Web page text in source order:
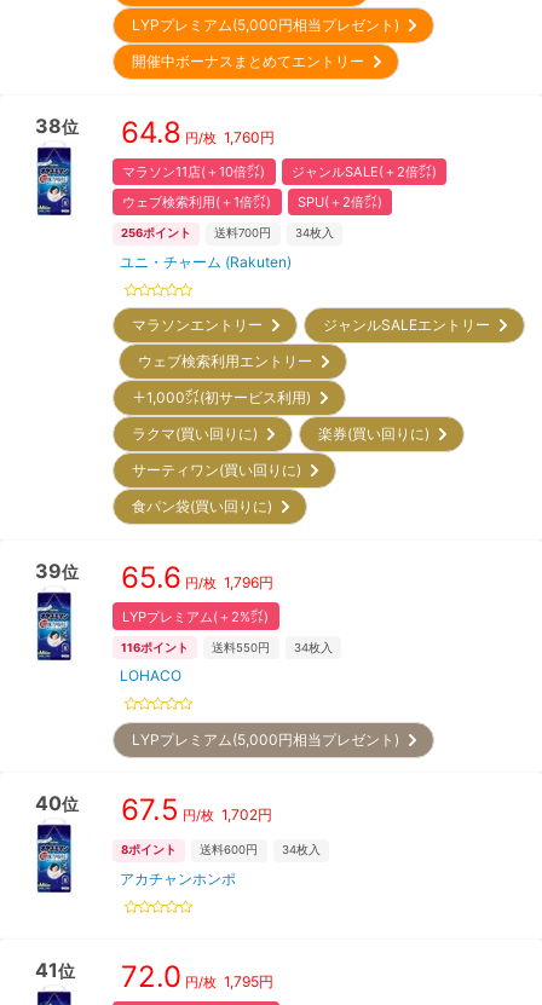
LYPプレミアム(5,000円相当プレゼント)
開催中ボーナスまとめてエントリー
38位 64.8 円/枚 1,760円
マラソン11店(＋10倍㌽)
ジャンルSALE(＋2倍㌽)
ウェブ検索利用(＋1倍㌽)
SPU(＋2倍㌽)
256ポイント 送料700円 34枚入
ユニ・チャーム (Rakuten)
マラソンエントリー
ジャンルSALEエントリー
ウェブ検索利用エントリー
＋1,000㌽(初サービス利用)
ラクマ(買い回りに)
楽券(買い回りに)
サーティワン(買い回りに)
食パン袋(買い回りに)
39位 65.6 円/枚 1,796円
LYPプレミアム(＋2%㌽)
116ポイント 送料550円 34枚入
LOHACO
LYPプレミアム(5,000円相当プレゼント)
40位 67.5 円/枚 1,702円
8ポイント 送料600円 34枚入
アカチャンホンポ
41位 72.0 円/枚 1,795円